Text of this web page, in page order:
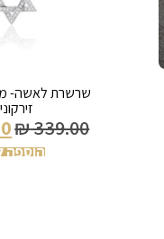
שרשרת לאשה-
₪339.00
הוספה